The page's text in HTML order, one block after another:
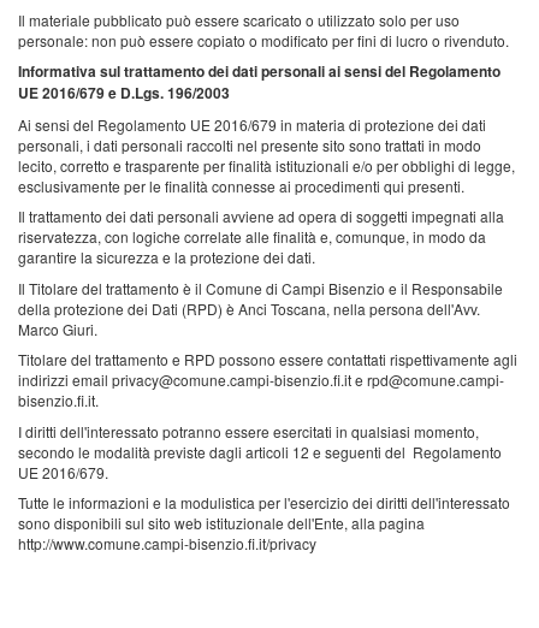
Il materiale pubblicato può essere scaricato o utilizzato solo per uso
personale: non può essere copiato o modificato per fini di lucro o rivenduto.
Informativa sul trattamento dei dati personali ai sensi del Regolamento
UE 2016/679 e D.Lgs. 196/2003
Ai sensi del Regolamento UE 2016/679 in materia di protezione dei dati
personali, i dati personali raccolti nel presente sito sono trattati in modo
lecito, corretto e trasparente per finalità istituzionali e/o per obblighi di legge,
esclusivamente per le finalità connesse ai procedimenti qui presenti.
Il trattamento dei dati personali avviene ad opera di soggetti impegnati alla
riservatezza, con logiche correlate alle finalità e, comunque, in modo da
garantire la sicurezza e la protezione dei dati.
Il Titolare del trattamento è il Comune di Campi Bisenzio e il Responsabile
della protezione dei Dati (RPD) è Anci Toscana, nella persona dell'Avv.
Marco Giuri.
Titolare del trattamento e RPD possono essere contattati rispettivamente agli
indirizzi email privacy@comune.campi-bisenzio.fi.it e rpd@comune.campi-
bisenzio.fi.it.
I diritti dell'interessato potranno essere esercitati in qualsiasi momento,
secondo le modalità previste dagli articoli 12 e seguenti del Regolamento
UE 2016/679.
Tutte le informazioni e la modulistica per l'esercizio dei diritti dell'interessato
sono disponibili sul sito web istituzionale dell'Ente, alla pagina
http://www.comune.campi-bisenzio.fi.it/privacy